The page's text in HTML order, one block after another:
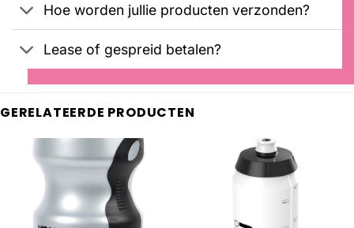
Hoe worden jullie producten verzonden?
Lease of gespreid betalen?
GERELATEERDE PRODUCTEN